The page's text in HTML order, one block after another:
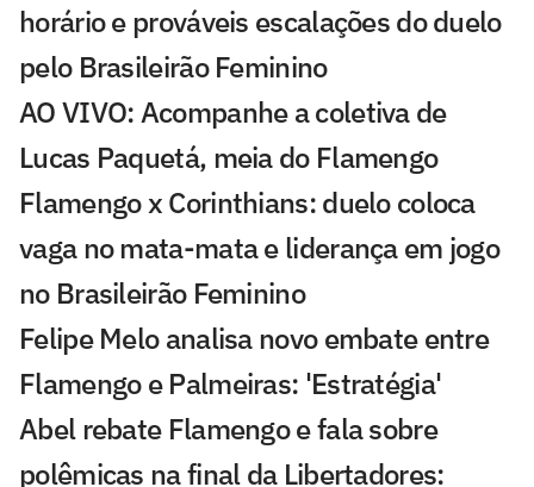
horário e prováveis escalações do duelo
pelo Brasileirão Feminino
AO VIVO: Acompanhe a coletiva de
Lucas Paquetá, meia do Flamengo
Flamengo x Corinthians: duelo coloca
vaga no mata-mata e liderança em jogo
no Brasileirão Feminino
Felipe Melo analisa novo embate entre
Flamengo e Palmeiras: 'Estratégia'
Abel rebate Flamengo e fala sobre
polêmicas na final da Libertadores: